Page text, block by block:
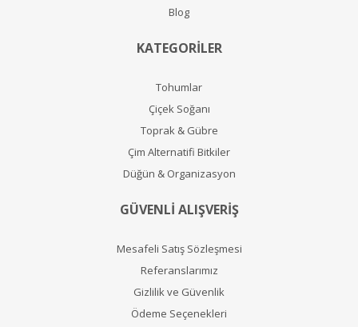
Blog
KATEGORİLER
Tohumlar
Çiçek Soğanı
Toprak & Gübre
Çim Alternatifi Bitkiler
Düğün & Organizasyon
GÜVENLİ ALIŞVERİŞ
Mesafeli Satış Sözleşmesi
Referanslarımız
Gizlilik ve Güvenlik
Ödeme Seçenekleri